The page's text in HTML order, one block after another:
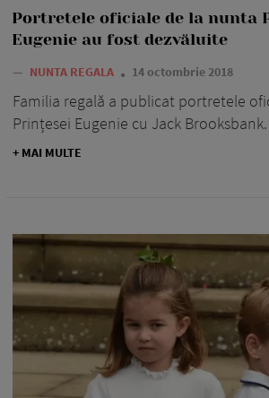
Portretele oficiale de la nunta
Eugenie au fost dezvăluite
— NUNTA REGALA 14 octombrie 2018
Familia regală a publicat portretele
Prințesei Eugenie cu Jack Brooksbank.
+ MAI MULTE